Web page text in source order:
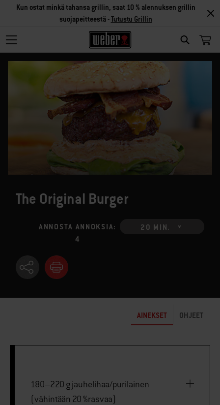
SEARCH
Kun ostat minkä tahansa grillin, saat 10 % alennuksen grillin
suojapeitteestä -Tutustu Grillin
The Original Burger
ANNOSTA ANNOKSIA:
4
20 MIN.
AINEKSET OHJEET
180–220 g jauhelihaa/purilainen
(vähintään 20 %rasvaa)